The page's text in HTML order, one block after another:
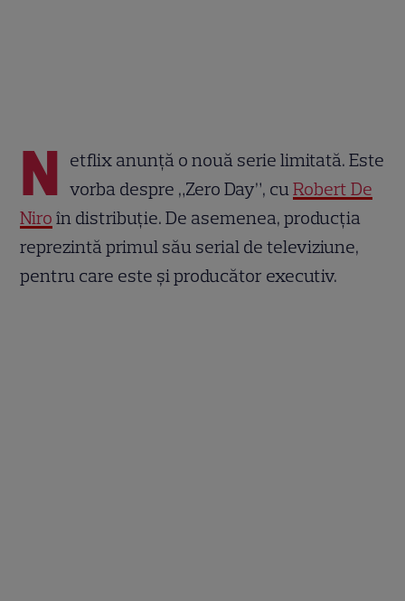
N etflix anunță o nouă serie limitată. Este
vorba despre „Zero Day”, cuRobert De
Niro în distribuție. De asemenea, producția
reprezintă primul său serial de televiziune,
pentru care este și producător executiv.